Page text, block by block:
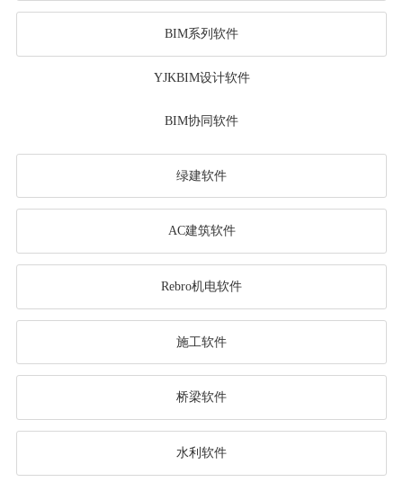
BIM系列软件
YJKBIM设计软件
BIM协同软件
绿建软件
AC建筑软件
Rebro机电软件
施工软件
桥梁软件
水利软件